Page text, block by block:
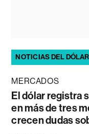
NOTICIAS DEL
MERCADOS
El dólar registra
en más de tres
crecen dudas